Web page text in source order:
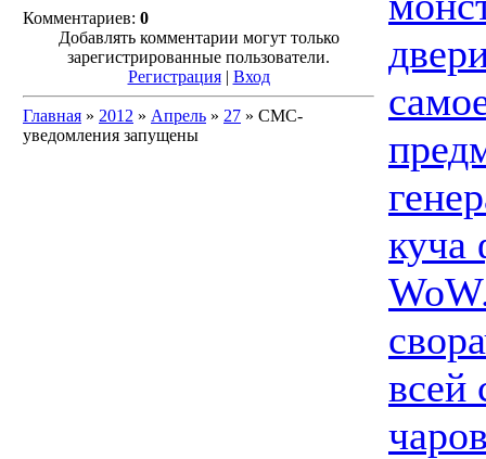
Комментариев: 0
Добавлять комментарии могут только
зарегистрированные пользователи.
Регистрация| Вход
Главная » 2012 » Апрель » 27 » СМС-
уведомления запущены
куча
всей